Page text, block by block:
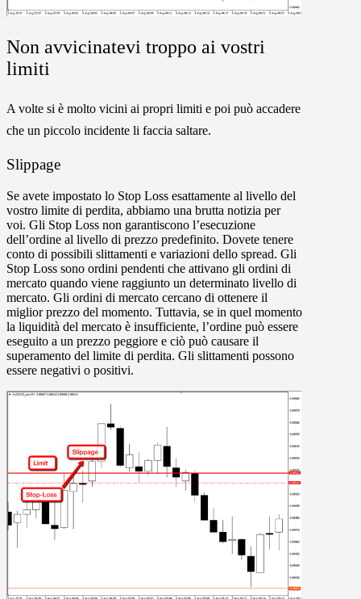
Non avvicinatevi troppo ai vostri
limiti
A volte si è molto vicini ai propri limiti e poi può accadere
che un piccolo incidente li faccia saltare.
Slippage
Se avete impostato lo Stop Loss esattamente al livello del
vostro limite di perdita, abbiamo una brutta notizia per
voi. Gli Stop Loss non garantiscono l’esecuzione
dell’ordine al livello di prezzo predefinito. Dovete tenere
conto di possibili slittamenti e variazioni dello spread. Gli
Stop Loss sono ordini pendenti che attivano gli ordini di
mercato quando viene raggiunto un determinato livello di
mercato. Gli ordini di mercato cercano di ottenere il
miglior prezzo del momento. Tuttavia, se in quel momento
la liquidità del mercato è insufficiente, l’ordine può essere
eseguito a un prezzo peggiore e ciò può causare il
superamento del limite di perdita. Gli slittamenti possono
essere negativi o positivi.